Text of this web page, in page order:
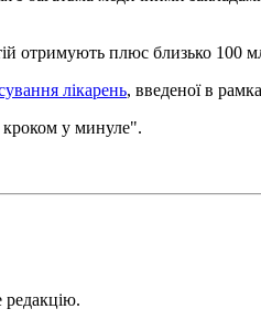
отримують плюс близько 100
лікарень, введеної в
у минуле".
редакцію.